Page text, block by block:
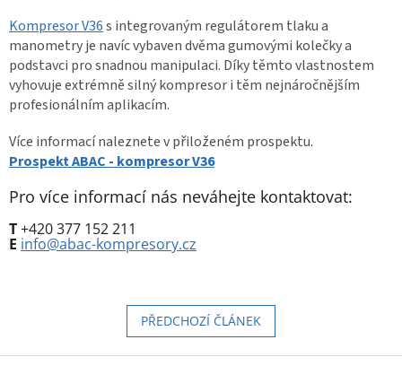
Kompresor V36s integrovaným regulátorem tlaku a
manometry je navíc vybaven dvěma gumovými kolečky a
podstavci pro snadnou manipulaci. Díky těmto vlastnostem
vyhovuje extrémně silný kompresor i těm nejnáročnějším
profesionálním aplikacím.
Více informací naleznete v přiloženém prospektu.
Prospekt ABAC - kompresor V36
Pro více informací nás neváhejte kontaktovat:
T+420 377 152 211
E info@abac-kompresory.cz
PŘEDCHOZÍ ČLÁNEK
Z